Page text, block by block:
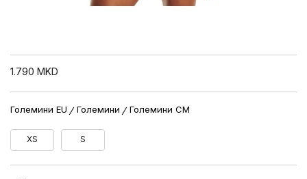
1.790 MKD
Големини EU Големини Големини CM
XS S